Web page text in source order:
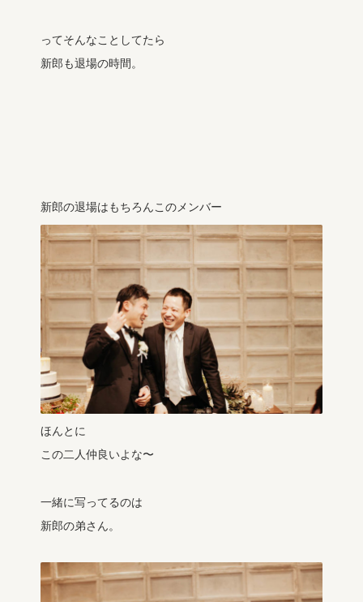
ってそんなことしてたら
新郎も退場の時間。
新郎の退場はもちろんこのメンバー
ほんとに
この二人仲良いよな〜
一緒に写ってるのは
新郎の弟さん。